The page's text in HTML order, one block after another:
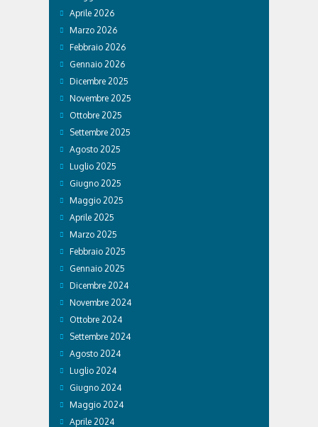
Aprile 2026
Marzo 2026
Febbraio 2026
Gennaio 2026
Dicembre 2025
Novembre 2025
Ottobre 2025
Settembre 2025
Agosto 2025
Luglio 2025
Giugno 2025
Maggio 2025
Aprile 2025
Marzo 2025
Febbraio 2025
Gennaio 2025
Dicembre 2024
Novembre 2024
Ottobre 2024
Settembre 2024
Agosto 2024
Luglio 2024
Giugno 2024
Maggio 2024
Aprile 2024